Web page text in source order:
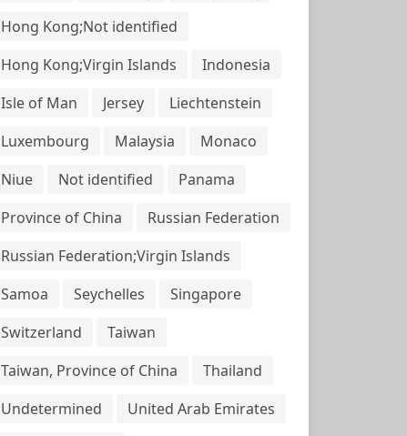
Hong Kong;Not identified
Hong Kong;Virgin Islands
Indonesia
Isle of Man
Jersey
Liechtenstein
Luxembourg
Malaysia
Monaco
Niue
Not identified
Panama
Province of China
Russian Federation
Russian Federation;Virgin Islands
Samoa
Seychelles
Singapore
Switzerland
Taiwan
Taiwan, Province of China
Thailand
Undetermined
United Arab Emirates